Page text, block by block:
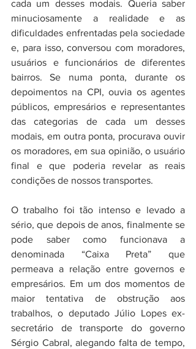
cada um desses modais. Queria saber
minuciosamente a realidade e as
dificuldades enfrentadas pela sociedade
e, para isso, conversou com moradores,
usuários e funcionários de diferentes
bairros. Se numa ponta, durante os
depoimentos na CPI, ouvia os agentes
públicos, empresários e representantes
das categorias de cada um desses
modais, em outra ponta, procurava ouvir
os moradores, em sua opinião, o usuário
final e que poderia revelar as reais
condições de nossos transportes.
O trabalho foi tão intenso e levado a
sério, que depois de anos, finalmente se
pode saber como funcionava a
denominada “Caixa Preta” que
permeava a relação entre governos e
empresários. Em um dos momentos de
maior tentativa de obstrução aos
trabalhos, o deputado Júlio Lopes ex-
secretário de transporte do governo
Sérgio Cabral, alegando falta de tempo,